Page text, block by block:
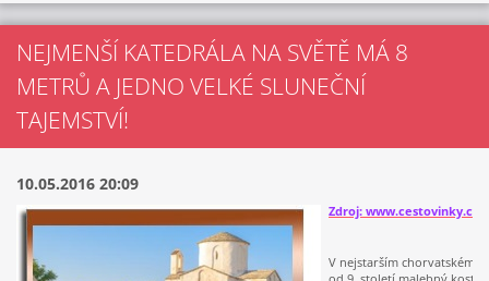
NEJMENŠÍ KATEDRÁLA NA SVĚTĚ MÁ 8
METRŮ A JEDNO VELKÉ SLUNEČNÍ
TAJEMSTVÍ!
10.05.2016 20:09
Zdroj: www.cestovinky.cz
V nejstarším chorvatském